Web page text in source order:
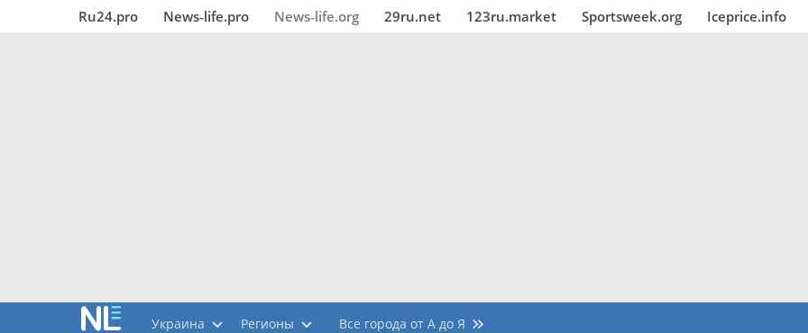
Ru24.pro News‑life.pro News‑life.org 29ru.net 123ru.market Sportsweek.org Iceprice.info
Украина Регионы Все города от А до Я